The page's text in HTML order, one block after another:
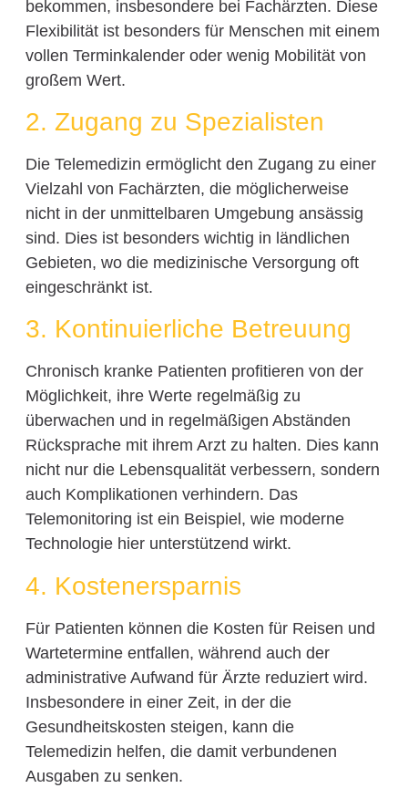
bekommen, insbesondere bei Fachärzten. Diese
Flexibilität ist besonders für Menschen mit einem
vollen Terminkalender oder wenig Mobilität von
großem Wert.
2. Zugang zu Spezialisten
Die Telemedizin ermöglicht den Zugang zu einer
Vielzahl von Fachärzten, die möglicherweise
nicht in der unmittelbaren Umgebung ansässig
sind. Dies ist besonders wichtig in ländlichen
Gebieten, wo die medizinische Versorgung oft
eingeschränkt ist.
3. Kontinuierliche Betreuung
Chronisch kranke Patienten profitieren von der
Möglichkeit, ihre Werte regelmäßig zu
überwachen und in regelmäßigen Abständen
Rücksprache mit ihrem Arzt zu halten. Dies kann
nicht nur die Lebensqualität verbessern, sondern
auch Komplikationen verhindern. Das
Telemonitoring ist ein Beispiel, wie moderne
Technologie hier unterstützend wirkt.
4. Kostenersparnis
Für Patienten können die Kosten für Reisen und
Wartetermine entfallen, während auch der
administrative Aufwand für Ärzte reduziert wird.
Insbesondere in einer Zeit, in der die
Gesundheitskosten steigen, kann die
Telemedizin helfen, die damit verbundenen
Ausgaben zu senken.